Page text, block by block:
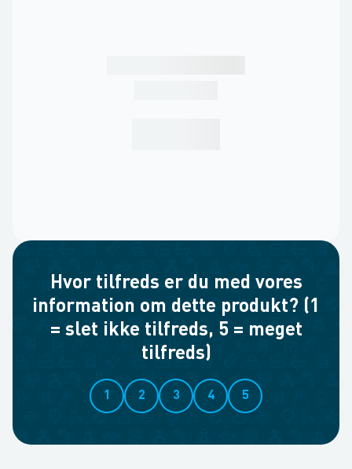
Hvor tilfreds er du med vores
information om dette produkt? (1
= slet ikke tilfreds, 5 = meget
tilfreds)
1 2 3 4 5